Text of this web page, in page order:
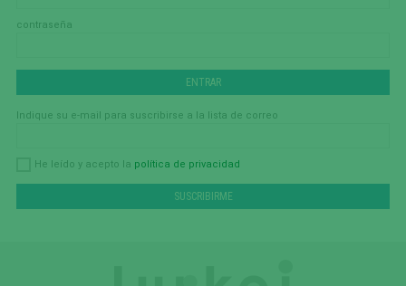
contraseña
Indique su e-mail para suscribirse a la lista de correo
He leído y acepto la política de privacidad